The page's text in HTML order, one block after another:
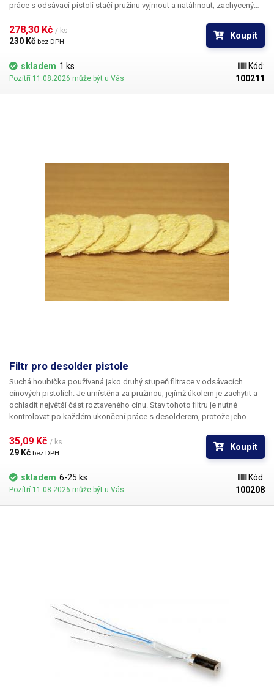
práce s odsávací pistolí stačí pružinu vyjmout a natáhnout; zachycený
278,30 Kč / ks
230 Kč bez DPH
Koupit
skladem 1 ks
Pozítří 11.08.2026 může být u Vás
Kód:
100211
Filtr pro desolder pistole
Suchá houbička používaná jako druhý stupeň filtrace v odsávacích
cínových pistolích. Je umístěna za pružinou, jejímž úkolem je zachytit a
ochladit největší část roztaveného cínu. Stav tohoto filtru je nutné
kontrolovat po každém ukončení práce s desolderem, protože jeho
35,09 Kč / ks
29 Kč bez DPH
Koupit
skladem 6-25 ks
Pozítří 11.08.2026 může být u Vás
Kód:
100208